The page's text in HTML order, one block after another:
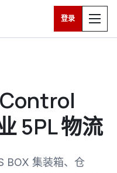
登录
5PL 物流
BOX 集装箱、仓